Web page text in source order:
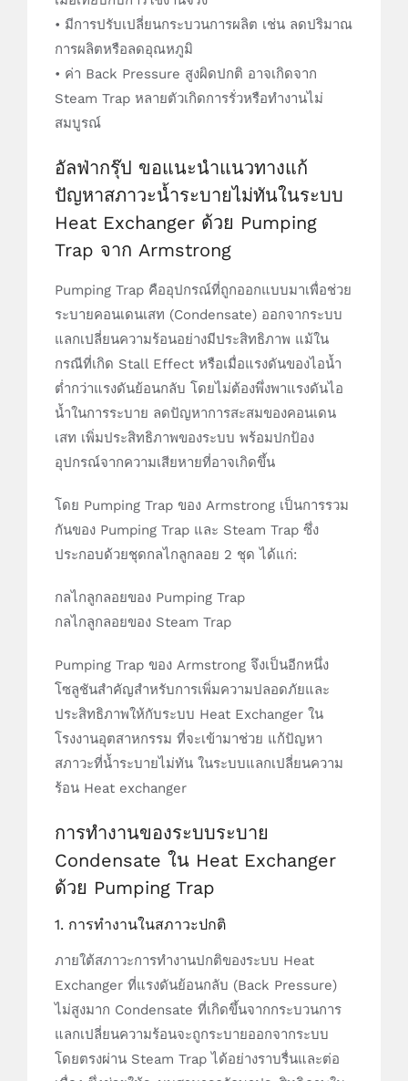
• มีการปรับเปลี่ยนกระบวนการผลิต เช่น ลดปริมาณ
การผลิตหรือลดอุณหภูมิ
• ค่า Back Pressure สูงผิดปกติ อาจเกิดจาก
Steam Trap หลายตัวเกิดการรั่วหรือทำงานไม่
สมบูรณ์
อัลฟ่ากรุ๊ป ขอแนะนำแนวทางแก้
ปัญหาสภาวะน้ำระบายไม่ทันในระบบ
Heat Exchanger ด้วย Pumping
Trap จาก Armstrong
Pumping Trap คืออุปกรณ์ที่ถูกออกแบบมาเพื่อช่วย
ระบายคอนเดนเสท (Condensate) ออกจากระบบ
แลกเปลี่ยนความร้อนอย่างมีประสิทธิภาพ แม้ใน
กรณีที่เกิด Stall Effect หรือเมื่อแรงดันของไอน้ำ
ต่ำกว่าแรงดันย้อนกลับ โดยไม่ต้องพึ่งพาแรงดันไอ
น้ำในการระบาย ลดปัญหาการสะสมของคอนเดน
เสท เพิ่มประสิทธิภาพของระบบ พร้อมปกป้อง
อุปกรณ์จากความเสียหายที่อาจเกิดขึ้น
โดย Pumping Trap ของ Armstrong เป็นการรวม
กันของ Pumping Trap และ Steam Trap ซึ่ง
ประกอบด้วยชุดกลไกลูกลอย 2 ชุด ได้แก่:
กลไกลูกลอยของ Pumping Trap
กลไกลูกลอยของ Steam Trap
Pumping Trap ของ Armstrong จึงเป็นอีกหนึ่ง
โซลูชันสำคัญสำหรับการเพิ่มความปลอดภัยและ
ประสิทธิภาพให้กับระบบ Heat Exchanger ใน
โรงงานอุตสาหกรรม ที่จะเข้ามาช่วย แก้ปัญหา
สภาวะที่น้ำระบายไม่ทัน ในระบบแลกเปลี่ยนความ
ร้อน Heat exchanger
การทำงานของระบบระบาย
Condensate ใน Heat Exchanger
ด้วย Pumping Trap
1. การทำงานในสภาวะปกติ
ภายใต้สภาวะการทำงานปกติของระบบ Heat
Exchanger ที่แรงดันย้อนกลับ (Back Pressure)
ไม่สูงมาก Condensate ที่เกิดขึ้นจากกระบวนการ
แลกเปลี่ยนความร้อนจะถูกระบายออกจากระบบ
โดยตรงผ่าน Steam Trap ได้อย่างราบรื่นและต่อ